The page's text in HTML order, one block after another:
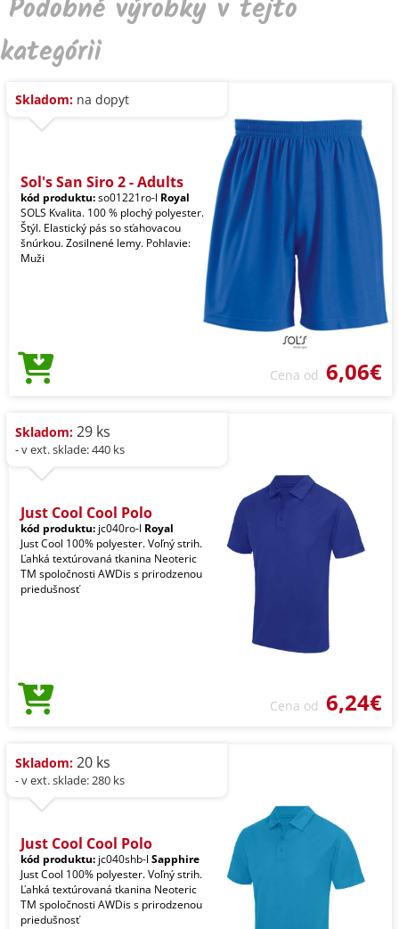
Podobné výrobky v tejto
kategórii
Skladom: na dopyt
Sol's San Siro 2 - Adults
kód produktu:so01221ro-l Royal
SOLS Kvalita. 100 % plochý polyester.
Štýl. Elastický pás so sťahovacou
šnúrkou. Zosilnené lemy. Pohlavie:
Muži
Cena od 6,06€
Skladom: 29 ks
- v ext. sklade: 440 ks
Just Cool Cool Polo
kód produktu: jc040ro-l Royal
Just Cool 100% polyester. Voľný strih.
Ľahká textúrovaná tkanina Neoteric
TM spoločnosti AWDis s prirodzenou
priedušnosť
Cena od 6,24€
Skladom: 20 ks
- v ext. sklade: 280 ks
Just Cool Cool Polo
kód produktu: jc040shb-l Sapphire
Just Cool 100% polyester. Voľný strih.
Ľahká textúrovaná tkanina Neoteric
TM spoločnosti AWDis s prirodzenou
priedušnosť